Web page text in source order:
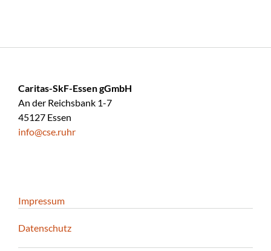
Caritas-SkF-Essen gGmbH
An der Reichsbank 1-7
45127 Essen
info@cse.ruhr
Impressum
Datenschutz